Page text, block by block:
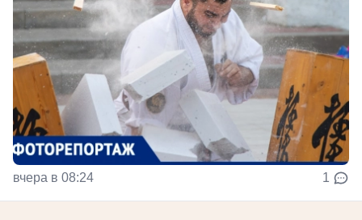
вчера в 08:24 1